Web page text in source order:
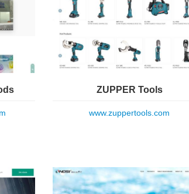
ZUPPER Tools
www.zuppertools.com